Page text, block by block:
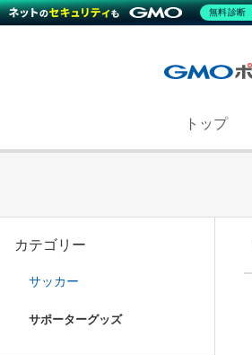
トップ
カテゴリー
サッカー
サポーターグッズ
無料診断